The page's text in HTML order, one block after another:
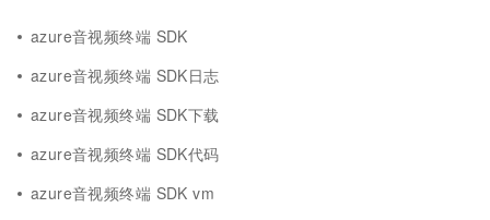
azure音视频终端 SDK
azure音视频终端 SDK日志
azure音视频终端 SDK下载
azure音视频终端 SDK代码
azure音视频终端 SDK vm